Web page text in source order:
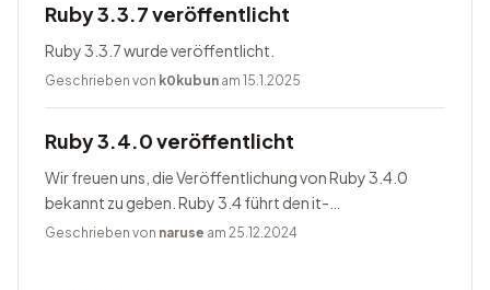
Ruby 3.3.7 veröffentlicht
Ruby 3.3.7 wurde veröffentlicht.
Geschrieben von k0kubun am 15.1.2025
Ruby 3.4.0 veröffentlicht
Wir freuen uns, die Veröffentlichung von Ruby 3.4.0
bekannt zu geben. Ruby 3.4 führt den it-
Blockparameter ein, ändert Prism zum Standardparser,
Geschrieben von naruse am 25.12.2024